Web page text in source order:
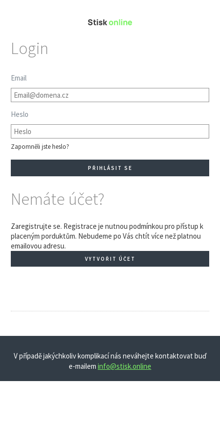
Login
Email
Heslo
Zapomněli jste heslo?
Nemáte účet?
Zaregistrujte se. Registrace je nutnou podmínkou pro přístup k
placeným porduktům. Nebudeme po Vás chtít více než platnou
emailovou adresu.
VYTVOŘIT ÚČET
V případě jakýchkoliv komplikací nás neváhejte kontaktovat buď
e-mailem info@stisk.online